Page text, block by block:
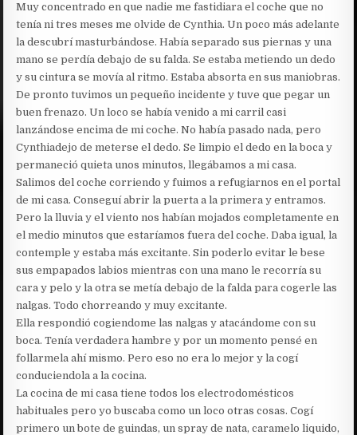
Muy concentrado en que nadie me fastidiara el coche que no
tenía ni tres meses me olvide de Cynthia. Un poco más adelante
la descubrí masturbándose. Había separado sus piernas y una
mano se perdía debajo de su falda. Se estaba metiendo un dedo
y su cintura se movía al ritmo. Estaba absorta en sus maniobras.
De pronto tuvimos un pequeño incidente y tuve que pegar un
buen frenazo. Un loco se había venido a mi carril casi
lanzándose encima de mi coche. No había pasado nada, pero
Cynthiadejo de meterse el dedo. Se limpio el dedo en la boca y
permaneció quieta unos minutos, llegábamos a mi casa.
Salimos del coche corriendo y fuimos a refugiarnos en el portal
de mi casa. Conseguí abrir la puerta a la primera y entramos.
Pero la lluvia y el viento nos habían mojados completamente en
el medio minutos que estaríamos fuera del coche. Daba igual, la
contemple y estaba más excitante. Sin poderlo evitar le bese
sus empapados labios mientras con una mano le recorría su
cara y pelo y la otra se metía debajo de la falda para cogerle las
nalgas. Todo chorreando y muy excitante.
Ella respondió cogiendome las nalgas y atacándome con su
boca. Tenía verdadera hambre y por un momento pensé en
follarmela ahí mismo. Pero eso no era lo mejor y la cogí
conduciendola a la cocina.
La cocina de mi casa tiene todos los electrodomésticos
habituales pero yo buscaba como un loco otras cosas. Cogí
primero un bote de guindas, un spray de nata, caramelo liquido,